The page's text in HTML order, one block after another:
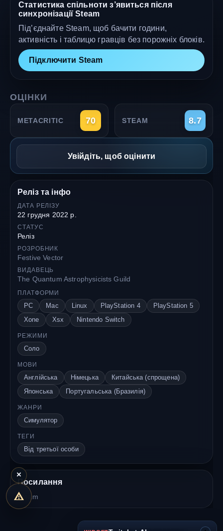
Статистика спільноти з’явиться після
синхронізації Steam
Під’єднайте Steam, щоб бачити години,
активність і таблицю гравців без порожніх блоків.
Підключити Steam
ОЦІНКИ
METACRITIC 70 STEAM 8.7
Увійдіть, щоб оцінити
Реліз та інфо
ДАТА РЕЛІЗУ
22 грудня 2022 р.
СТАТУС
Реліз
РОЗРОБНИК
Festive Vector
ВИДАВЕЦЬ
The Quantum Astrophysicists Guild
ПЛАТФОРМИ
PC Mac Linux PlayStation 4
PlayStation 5
Xone
Xsx Nintendo Switch
РЕЖИМИ
Соло
МОВИ
Англійська Німецька
Китайська (спрощена)
Японська
Португальська (Бразилія)
ЖАНРИ
Симулятор
ТЕГИ
Від третьої особи
Посилання
Steam
×